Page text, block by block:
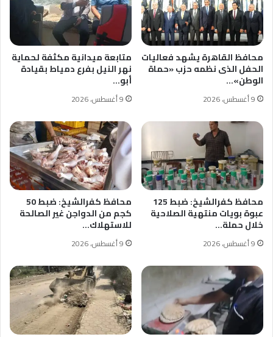
محافظ القاهرة يشهد فعاليات
الحفل الذى نظمه حزب «حماة
الوطن»…
9 أغسطس، 2026
متابعة ميدانية مكثفة لحماية
نهر النيل بفرع دمياط بقيادة
أبو…
9 أغسطس، 2026
محافظ كفرالشيخ: ضبط 125
عبوة بويات منتهية الصلاحية
خلال حملة…
9 أغسطس، 2026
محافظ كفرالشيخ: ضبط 50
كجم من الدواجن غير الصالحة
للاستهلاك…
9 أغسطس، 2026